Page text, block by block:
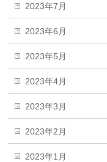
2023年7月
2023年6月
2023年5月
2023年4月
2023年3月
2023年2月
2023年1月